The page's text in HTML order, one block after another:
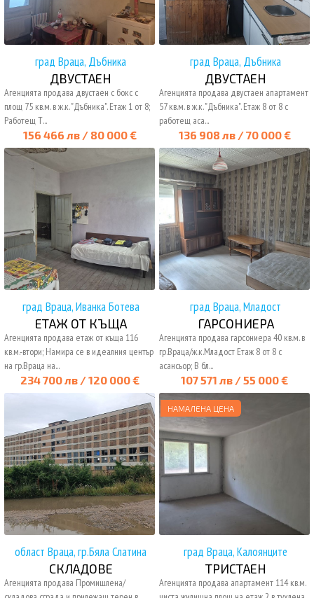
156 466 лв / 80 000 €
град Враца, Дъбника
ДВУСТАЕН
Агенцията продава двустаен с бокс с
площ 75 кв.м. в ж.к. "Дъбника". Етаж 1 от 8;
Работещ Т...
136 908 лв / 70 000 €
град Враца, Дъбника
ДВУСТАЕН
Агенцията продава двустаен апартамент
57 кв.м. в ж.к. "Дъбника". Етаж 8 от 8 с
работещ аса...
234 700 лв / 120 000 €
град Враца, Иванка Ботева
ЕТАЖ ОТ КЪЩА
Агенцията продава етаж от къща 116
кв.м.-втори; Намира се в идеалния център
на гр.Враца на...
107 571 лв / 55 000 €
град Враца, Младост
ГАРСОНИЕРА
Агенцията продава гарсониера 40 кв.м. в
гр.Враца/ж.к.Младост Етаж 8 от 8 с
асансьор; В бл...
област Враца, гр.Бяла Слатина
СКЛАДОВЕ
Агенцията продава Промишлена/
НАМАЛЕНА ЦЕНА
град Враца, Калоянците
ТРИСТАЕН
Агенцията продава апартамент 114 кв.м.